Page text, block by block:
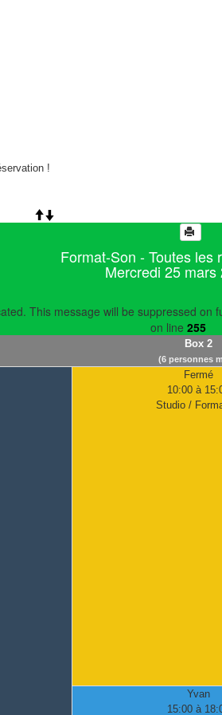
!
Format-Son - Toutes les
Mercredi 25 mars
This message will be suppressed on
on line 255
Box 2
(6 personnes
Fermé
10:00 à
Studio /
Yvan
15:00 à